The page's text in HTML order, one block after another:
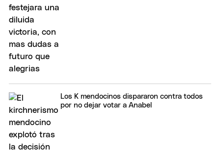
Los K mendocinos dispararon contra todos
por no dejar votar a Anabel